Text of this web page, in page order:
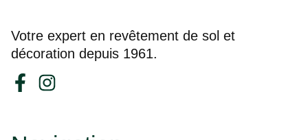
Votre expert en revêtement de sol et
décoration depuis 1961.